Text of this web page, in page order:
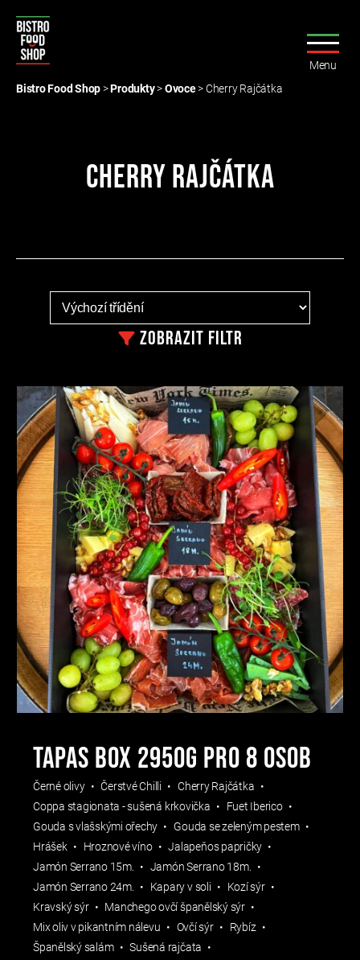
Food
Menu
Bistro Food Shop>Produkty>Ovoce>Cherry Rajčátka
Cherry Rajčátka
Zobrazit filtr
TAPAS BOX 2950g pro 8 osob
Černé olivy Čerstvé Chilli
Cherry Rajčátka
Coppa stagionata - sušená krkovička
Fuet Iberico
Gouda s vlašskými ořechy
Gouda se zeleným pestem
Hrášek
Hroznové víno
Jalapeňos papričky
Jamón Serrano 15m.
Jamón Serrano 18m.
Jamón Serrano 24m.
Kapary v soli
Kozí sýr
Kravský sýr
Manchego ovčí španělský sýr
Mix oliv v pikantním nálevu
Ovčí sýr
Rybíz
Španělský salám
Sušená rajčata